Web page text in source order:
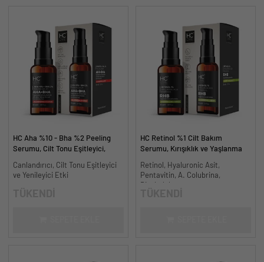
HC Aha %10 - Bha %2 Peeling
Serumu, Cilt Tonu Eşitleyici,
Canlandırıcı, Cilt Tonu Eşitleyici
ve Yenileyici Etki
HC Retinol %1 Cilt Bakım
Serumu, Kırışıklık ve Yaşlanma
Retinol, Hyaluronic Asit,
Pentavitin, A. Colubrina,
Bisabolol